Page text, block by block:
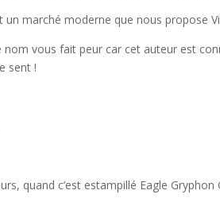
un marché moderne que nous propose
nom vous fait peur car cet auteur est
sent !
quand c’est estampillé Eagle Gryphon